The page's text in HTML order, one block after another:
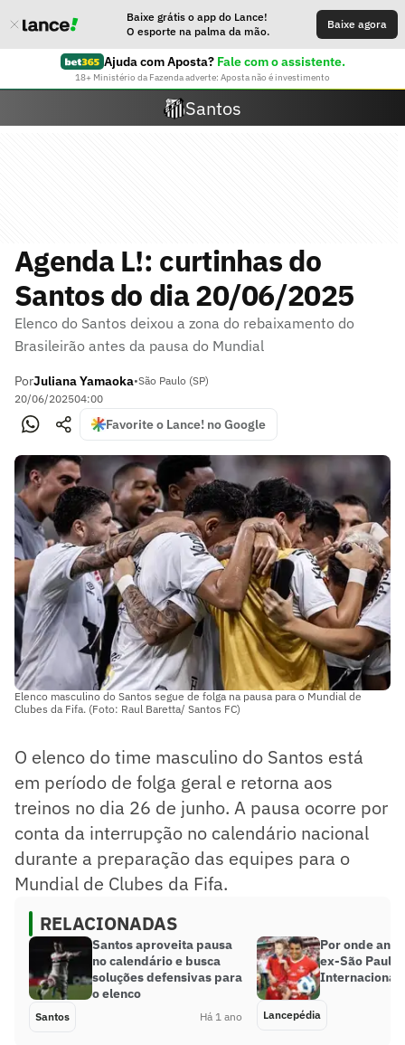
Baixe grátis o app do Lance!
O esporte na palma da mão.
Baixe agora
Ajuda com Aposta? Fale com o assistente.
18+ Ministério da Fazenda adverte: Aposta não é investimento
Santos
Agenda L!: curtinhas do
Santos do dia 20/06/2025
Elenco do Santos deixou a zona do rebaixamento do
Brasileirão antes da pausa do Mundial
PorJuliana Yamaoka•São Paulo (SP)
20/06/202504:00
Favorite o Lance! no Google
Elenco masculino do Santos segue de folga na pausa para o Mundial de
Clubes da Fifa. (Foto: Raul Baretta/ Santos FC)
O elenco do time masculino do Santos está
em período de folga geral e retorna aos
treinos no dia 26 de junho. A pausa ocorre por
conta da interrupção no calendário nacional
durante a preparação das equipes para o
Mundial de Clubes da Fifa.
RELACIONADAS
Santos aproveita pausa
no calendário e busca
soluções defensivas para
o elenco
Santos Há 1 ano
Por onde
ex-São Paulo,
Internacional?
Lancepédia